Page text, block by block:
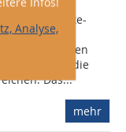
Analyse,
für Kälte-
ihren frisch
besonderen
feierlich die
Das...
mehr